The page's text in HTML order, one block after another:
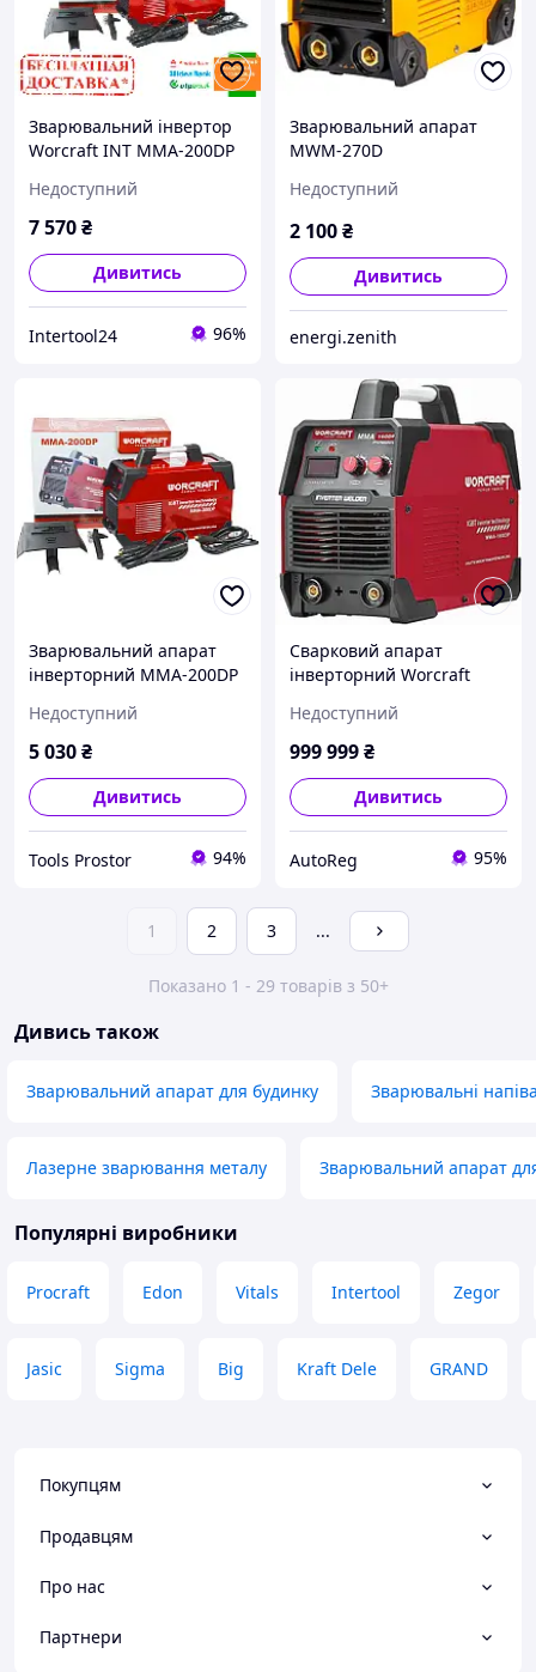
Зварювальний інвертор
Worcraft INT MMA-200DP
Недоступний
7 570₴
Дивитись
Intertool24 96%
Зварювальний апарат
MWM-270D
Недоступний
2 100₴
Дивитись
energi.zenith
Зварювальний апарат
інверторний MMA-200DP
Недоступний
5 030₴
Дивитись
Tools Prostor 94%
Сварковий апарат
інверторний Worcraft
Недоступний
999 999₴
Дивитись
AutoReg 95%
1 2 3 ...
Показано 1 - 29 товарів з 50+
Дивись також
Зварювальний апарат для будинку Зварювальні
Лазерне зварювання металу Зварювальний апарат
Популярні виробники
Procraft Edon Vitals Intertool Zegor
Jasic Sigma Big Kraft Dele GRAND
Покупцям
Продавцям
Про нас
Партнери